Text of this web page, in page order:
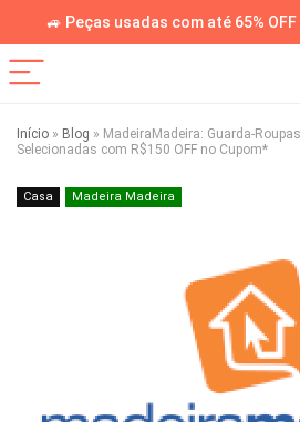
🚙 Peças usadas com até 65%
Início » Blog » MadeiraMadeira: Guarda-
Selecionadas com R$150 OFF no Cupom*
Casa Madeira Madeira